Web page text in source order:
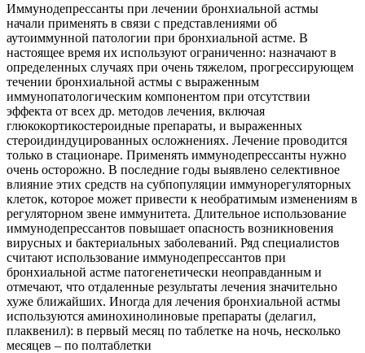
Иммунодепрессанты при лечении бронхиальной астмы
начали применять в связи с представлениями об
аутоиммунной патологии при бронхиальной астме. В
настоящее время их используют ограниченно: назначают в
определенных случаях при очень тяжелом, прогрессирующем
течении бронхиальной астмы с выраженным
иммунопатологическим компонентом при отсутствии
эффекта от всех др. методов лечения, включая
глюкокортикостероидные препараты, и выраженных
стероидиндуцированных осложнениях. Лечение проводится
только в стационаре. Применять иммунодепрессанты нужно
очень осторожно. В последние годы выявлено селективное
влияние этих средств на субпопуляции иммунорегуляторных
клеток, которое может привести к необратимым изменениям в
регуляторном звене иммунитета. Длительное использование
иммунодепрессантов повышает опасность возникновения
вирусных и бактериальных заболеваний. Ряд специалистов
считают использование иммунодепрессантов при
бронхиальной астме патогенетически неоправданным и
отмечают, что отдаленные результаты лечения значительно
хуже ближайших. Иногда для лечения бронхиальной астмы
используются аминохинолиновые препараты (делагил,
плаквенил): в первый месяц по таблетке на ночь, несколько
месяцев – по полтаблетки